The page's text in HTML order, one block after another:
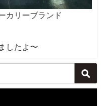
カリーブランド
したよ〜